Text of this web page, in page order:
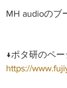
MH audioのブ
↓ポタ研のペ
https://